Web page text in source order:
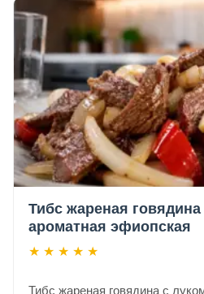
Тибс жареная говядина
ароматная эфиопская
★ ★ ★ ★ ★
Тибс жареная говядина с